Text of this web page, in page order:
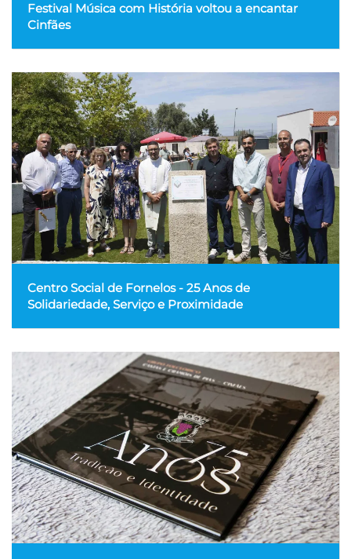
Festival Música com História voltou a encantar
Cinfães
Centro Social de Fornelos - 25 Anos de
Solidariedade, Serviço e Proximidade